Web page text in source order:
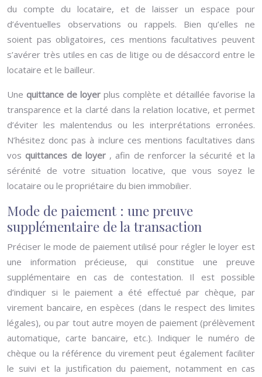
du compte du locataire, et de laisser un espace pour
d’éventuelles observations ou rappels. Bien qu’elles ne
soient pas obligatoires, ces mentions facultatives peuvent
s’avérer très utiles en cas de litige ou de désaccord entre le
locataire et le bailleur.
Une quittance de loyer plus complète et détaillée favorise la
transparence et la clarté dans la relation locative, et permet
d’éviter les malentendus ou les interprétations erronées.
N’hésitez donc pas à inclure ces mentions facultatives dans
vosquittances de loyer , afin de renforcer la sécurité et la
sérénité de votre situation locative, que vous soyez le
locataire ou le propriétaire du bien immobilier.
Mode de paiement : une preuve
supplémentaire de la transaction
Préciser le mode de paiement utilisé pour régler le loyer est
une information précieuse, qui constitue une preuve
supplémentaire en cas de contestation. Il est possible
d’indiquer si le paiement a été effectué par chèque, par
virement bancaire, en espèces (dans le respect des limites
légales), ou par tout autre moyen de paiement (prélèvement
automatique, carte bancaire, etc.). Indiquer le numéro de
chèque ou la référence du virement peut également faciliter
le suivi et la justification du paiement, notamment en cas